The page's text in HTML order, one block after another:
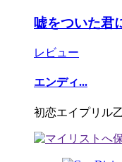
嘘をついた君
レビュー
エンディ...
初恋エイプリル